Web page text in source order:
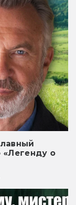
«Легенду о